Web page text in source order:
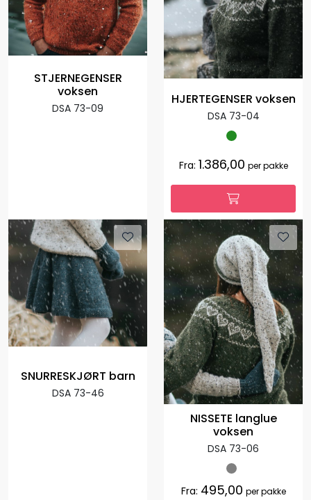
STJERNEGENSER
voksen
DSA 73-09
HJERTEGENSER voksen
DSA 73-04
Fra: 1.386,00 per pakke
SNURRESKJØRT barn
DSA 73-46
NISSETE langlue
voksen
DSA 73-06
Fra: 495,00 per pakke